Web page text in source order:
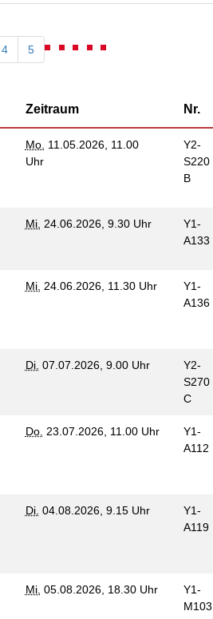
4 5
Zeitraum Nr.
Mo. 11.05.2026, 11.00
Uhr
Y2-
S220
B
Mi. 24.06.2026, 9.30 Uhr
Y1-
A133
Mi. 24.06.2026, 11.30 Uhr
Y1-
A136
Di. 07.07.2026, 9.00 Uhr
Y2-
S270
C
Do. 23.07.2026, 11.00 Uhr
Y1-
A112
Di. 04.08.2026, 9.15 Uhr
Y1-
A119
Mi. 05.08.2026, 18.30 Uhr
Y1-
M103